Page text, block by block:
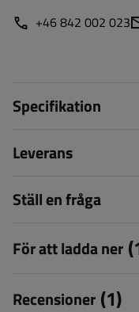
+46 842 002 023
Specifikation
Leverans
Ställ en fråga
För att ladda ner
Recensioner (1)